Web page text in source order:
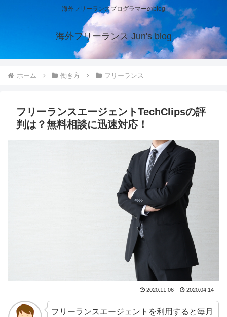
海外フリーランスプログラマーのblog
海外フリーランス Jun's blog
ホーム 働き方 フリーランス
フリーランスエージェントTechClipsの評
判は？無料相談に迅速対応！
2020.11.06 2020.04.14
フリーランスエージェントを利用すると毎月